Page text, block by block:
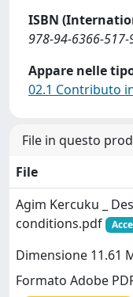
ISBN
978-94-6366-517-
Appare nelle
02.1 Contributo
File in questo
File
Agim Kercuku _
conditions.pdf
Dimensione 11.61
Formato Adobe